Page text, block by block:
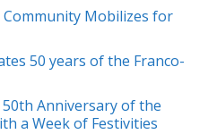
Community Mobilizes for
50 years of the Franco-
Anniversary of the
a Week of Festivities